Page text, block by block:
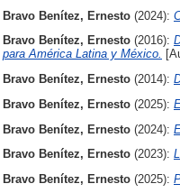
Bravo Benítez, Ernesto (2024):
Bravo Benítez, Ernesto (2016):
para América Latina y México.
Bravo Benítez, Ernesto (2014):
Bravo Benítez, Ernesto (2025):
Bravo Benítez, Ernesto (2024):
Bravo Benítez, Ernesto (2023):
Bravo Benítez, Ernesto (2025):